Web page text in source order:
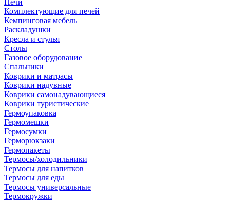
Печи
Комплектующие для печей
Кемпинговая мебель
Раскладушки
Кресла и стулья
Столы
Газовое оборудование
Спальники
Коврики и матрасы
Коврики надувные
Коврики самонадувающиеся
Коврики туристические
Гермоупаковка
Гермомешки
Гермосумки
Герморюкзаки
Гермопакеты
Термосы/холодильники
Термосы для напитков
Термосы для еды
Термосы универсальные
Термокружки